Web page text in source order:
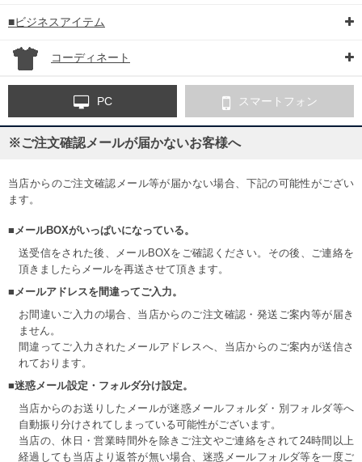
■ビジネスアイテム
コーディネート
PC スマートフォン
※ご注文確認メールが届かないお客様へ
当店からのご注文確認メール等が届かない場合、下記の可能性がござい
ます。
■メールBOXがいっぱいになっている。
送受信をされた後、メールBOXをご確認ください。その後、ご連絡を
頂きましたらメールを再送させて頂きます。
■メールアドレスを間違ってご入力。
お間違いご入力の場合、当店からのご注文確認・発送ご案内等が届き
ません。
間違ってご入力されたメールアドレスへ、当店からのご案内が送信さ
れております。
■迷惑メール設定・フォルダ分け設定。
当店からのお送りしたメールが迷惑メールフォルダ・別フォルダ等へ
自動振り分けされてしまっている可能性がございます。
当店の、休日・営業時間外を除きご注文やご連絡をされて24時間以上
経過しても当店より返答が無い場合、迷惑メールフォルダ等を一度ご